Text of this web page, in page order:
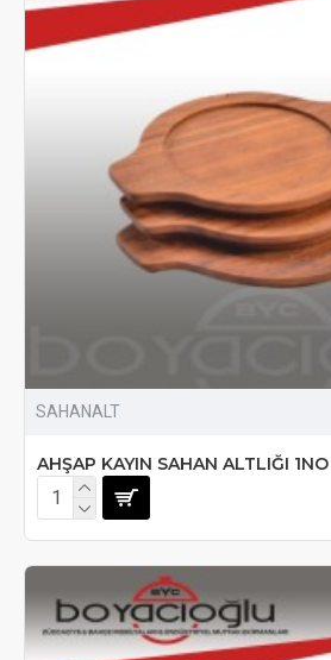
SAHANALT
AHŞAP KAYIN SAHAN ALTLIĞI